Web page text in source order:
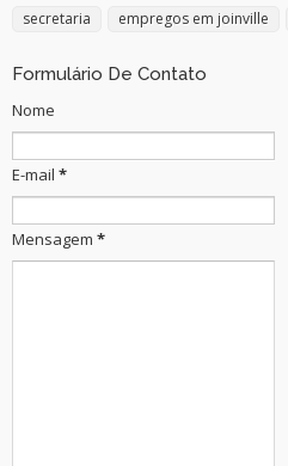
secretaria empregos em joinville
Formulário De Contato
Nome
E-mail *
Mensagem *